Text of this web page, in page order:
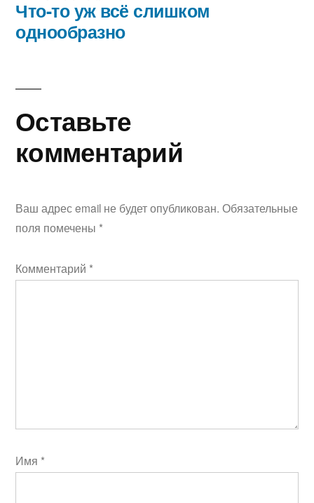
записям
запись:
Что-то уж всё слишком
однообразно
Оставьте
комментарий
Ваш адрес email не будет опубликован. Обязательные
поля помечены *
Комментарий *
Имя *